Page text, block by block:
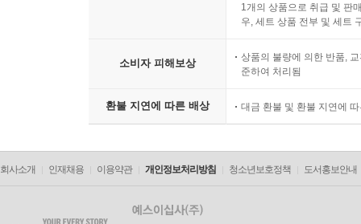
1개의 상품으로 취급 및 판
우, 세트 상품 전부 및 세트
소비자 피해보상
상품의 불량에 의한 반품,
준하여 처리됨
환불 지연에 따른 배상 대금 환불 및 환불 지연에
회사소개 인재채용 이용약관 개인정보처리방침 청소년보호정책 도서홍보안내